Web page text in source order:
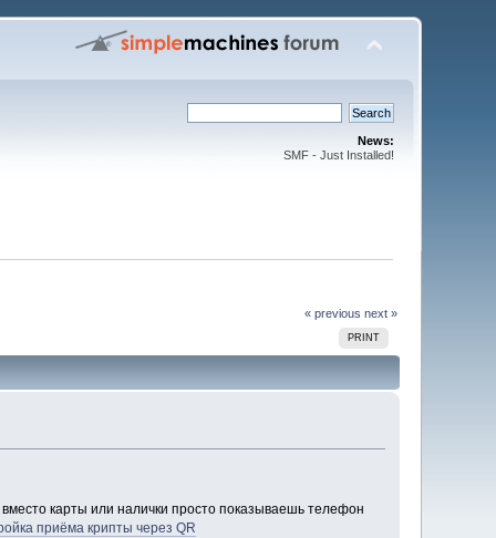
News:
SMF - Just Installed!
« previous next »
PRINT
карты или налички просто показываешь телефон
приёма крипты через QR